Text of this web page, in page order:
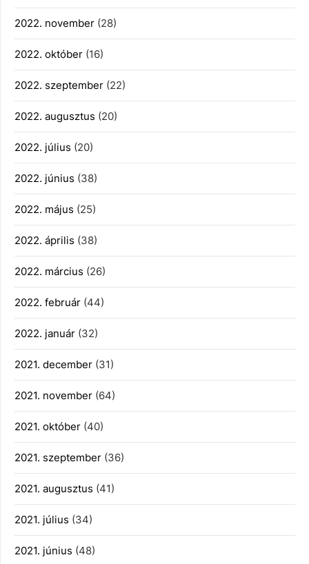
2022. november (28)
2022. október (16)
2022. szeptember (22)
2022. augusztus (20)
2022. július (20)
2022. június (38)
2022. május (25)
2022. április (38)
2022. március (26)
2022. február (44)
2022. január (32)
2021. december (31)
2021. november (64)
2021. október (40)
2021. szeptember (36)
2021. augusztus (41)
2021. július (34)
2021. június (48)